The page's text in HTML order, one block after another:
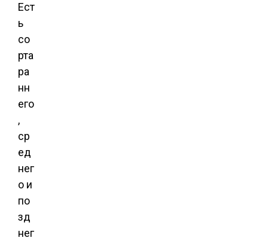
Ест
ь
со
рта
ра
нн
его
,
ср
ед
нег
о и
по
зд
нег